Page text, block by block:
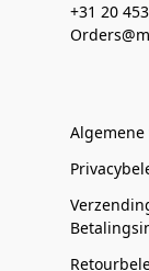
+31 20